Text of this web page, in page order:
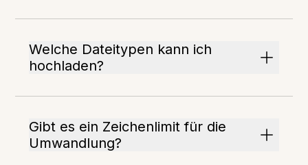
Welche Dateitypen kann ich
hochladen?
Gibt es ein Zeichenlimit für die
Umwandlung?